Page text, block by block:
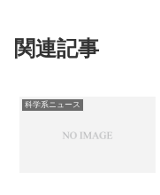
関連記事
科学系ニュース